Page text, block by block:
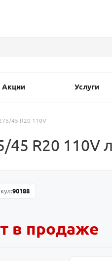
Акции Услуги
45 R20 110V
R20 110V
90188
в продаже